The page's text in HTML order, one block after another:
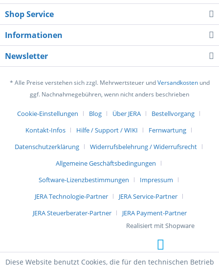
Shop Service
Informationen
Newsletter
* Alle Preise verstehen sich zzgl. Mehrwertsteuer undVersandkostenund
ggf. Nachnahmegebühren, wenn nicht anders beschrieben
Cookie-Einstellungen Blog Über JERA
Bestellvorgang
Kontakt-Infos
Hilfe / Support / WIKI
Fernwartung
Datenschutzerklärung
Widerrufsbelehrung / Widerrufsrecht
Allgemeine Geschäftsbedingungen
Software-Lizenzbestimmungen
Impressum
JERA Technologie-Partner
JERA Service-Partner
JERA Steuerberater-Partner
JERA Payment-Partner
Realisiert mit Shopware
Diese Website benutzt Cookies, die für den technischen Betrieb